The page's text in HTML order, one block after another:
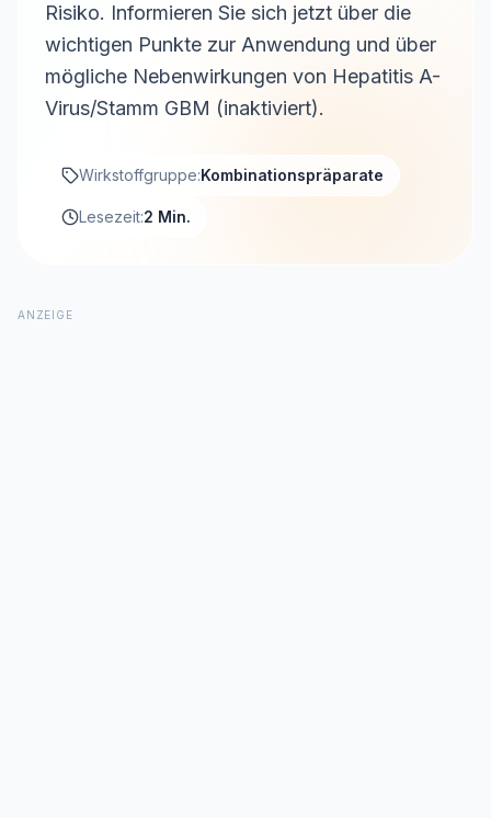
Risiko. Informieren Sie sich jetzt über die
wichtigen Punkte zur Anwendung und über
mögliche Nebenwirkungen von Hepatitis A-
Virus/Stamm GBM (inaktiviert).
Wirkstoffgruppe:Kombinationspräparate
Lesezeit:2 Min.
ANZEIGE